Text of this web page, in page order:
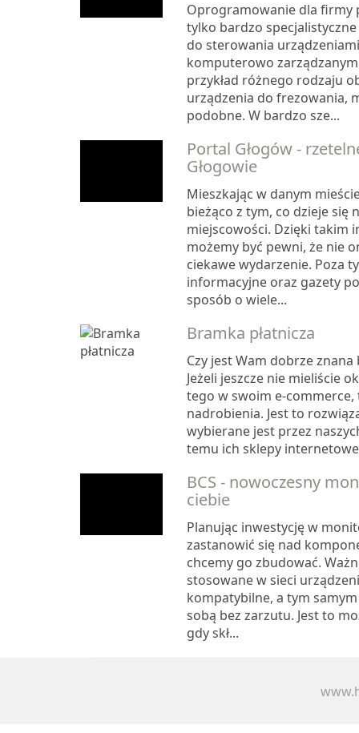
Oprogramowanie dla firmy
tylko bardzo specjalistyczne
do sterowania urządzeniami
komputerowo
przykład różnego rodzaju
urządzenia do frezowania,
podobne. W bardzo sze...
Portal Głogów -
Głogowie
Mieszkając w danym
bieżąco z tym, co dzieje się
miejscowości. Dzięki takim
możemy być pewni, że nie
ciekawe wydarzenie. Poza
informacyjne oraz gazety
sposób o wiele...
Bramka płatnicza
Czy jest Wam dobrze znana
Jeżeli jeszcze nie mieliście
tego w swoim e-
nadrobienia. Jest to
wybierane jest przez
temu ich sklepy internetowe
BCS - nowoczesny
ciebie
Planując inwestycję w
zastanowić się nad
chcemy go zbudować.
stosowane w sieci
kompatybilne, a tym samym
sobą bez zarzutu. Jest to
gdy skł...